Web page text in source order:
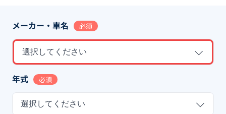
メーカー・車名 必須
選択してください
年式 必須
選択してください